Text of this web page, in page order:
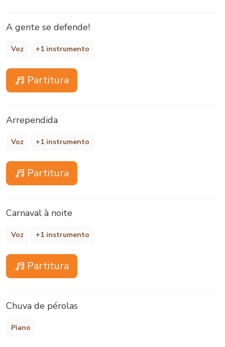
A gente se defende!
Voz +1 instrumento
Partitura
Arrependida
Voz +1 instrumento
Partitura
Carnaval à noite
Voz +1 instrumento
Partitura
Chuva de pérolas
Piano